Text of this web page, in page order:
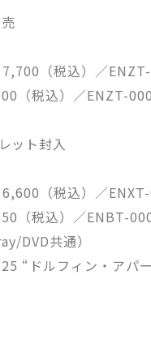
（税込）／
（税込）／ENZT-
ット封入
（税込）／
（税込）／ENBT-
DVD共通）
“ドルフィン・アパ